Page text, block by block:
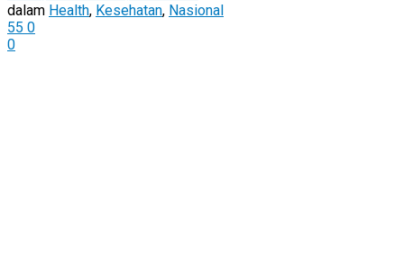
dalam Health, Kesehatan, Nasional
55 0
0